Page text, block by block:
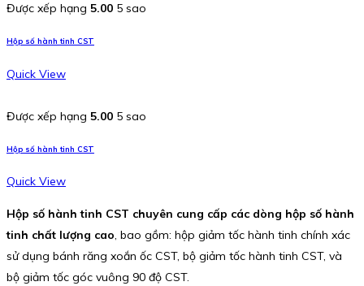
Được xếp hạng 5.00 5 sao
Hộp số hành tinh CST
Quick View
Được xếp hạng 5.00 5 sao
Hộp số hành tinh CST
Quick View
Hộp số hành tinh CST chuyên cung cấp các dòng hộp số hành
tinh chất lượng cao, bao gồm: hộp giảm tốc hành tinh chính xác
sử dụng bánh răng xoắn ốc CST, bộ giảm tốc hành tinh CST, và
bộ giảm tốc góc vuông 90 độ CST.